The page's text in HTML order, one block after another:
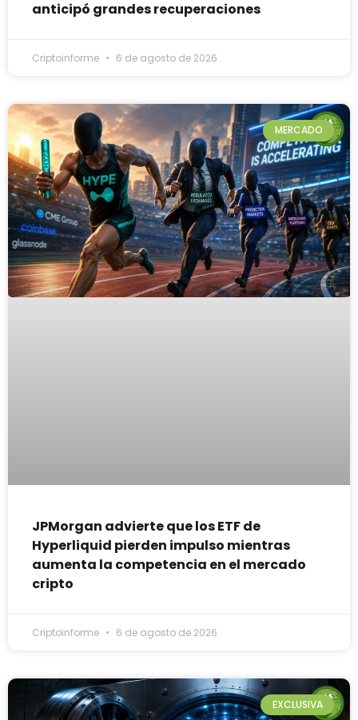
anticipó grandes recuperaciones
Criptoinforme 6 de agosto de 2026
MERCADO
JPMorgan advierte que los ETF de
Hyperliquid pierden impulso mientras
aumenta la competencia en el mercado
cripto
Criptoinforme 6 de agosto de 2026
EXCLUSIVA